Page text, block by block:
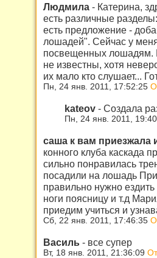
Людмила - Катерина,
есть различные
есть предложение -
лошадей". Сейчас у
посвещенных лошадям.
не известны, хотя
их мало кто слушает...
Пн, 24 янв. 2011, 17:52:25
kateov - Создала
Пн, 24 янв. 2011,
саша к вам приезжала
конного клуба каскада
сильно понравилась
посадили на лошадь
правильно нужно
ноги поясницу и т.д
приедим учиться и
Сб, 22 янв. 2011, 17:46:35
Василь - все супер
Вт, 18 янв. 2011, 21:36:09